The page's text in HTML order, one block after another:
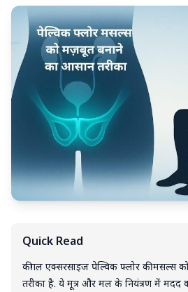
Quick Read
कीगल एक्सरसाइज पेल्विक फ्लोर की मसल्स
तरीका है. ये मूत्र और मल के नियंत्रण में मदद